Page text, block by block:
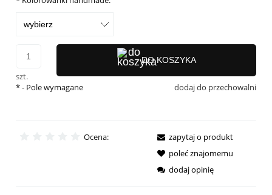
szt.
DO KOSZYKA
dodaj do przechowalni
*- Pole wymagane
Ocena:
zapytaj o produkt
poleć znajomemu
dodaj opinię